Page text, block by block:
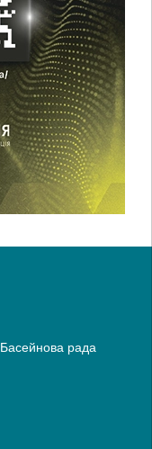
Басейнова рада